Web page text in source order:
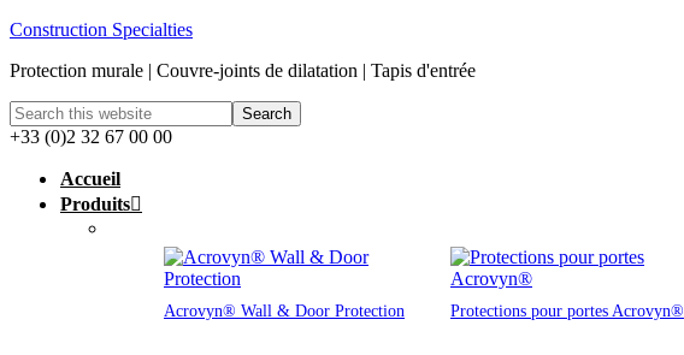
Construction Specialties
Protection murale | Couvre-joints de dilatation | Tapis d'entrée
+33 (0)2 32 67 00 00
Accueil
Produits
Acrovyn® Wall & Door Protection Protections pour portes Acrovyn®